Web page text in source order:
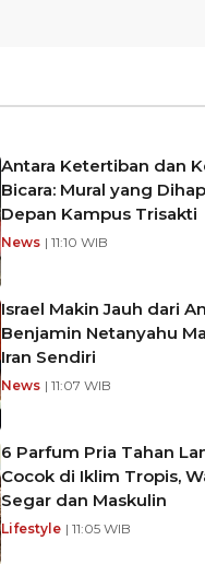
Antara Ketertiban dan
Bicara: Mural yang
Depan Kampus Trisakti
News | 11:10 WIB
Israel Makin Jauh dari
Benjamin Netanyahu
Iran Sendiri
News | 11:07 WIB
6 Parfum Pria Tahan
Cocok di Iklim Tropis,
Segar dan Maskulin
Lifestyle | 11:05 WIB